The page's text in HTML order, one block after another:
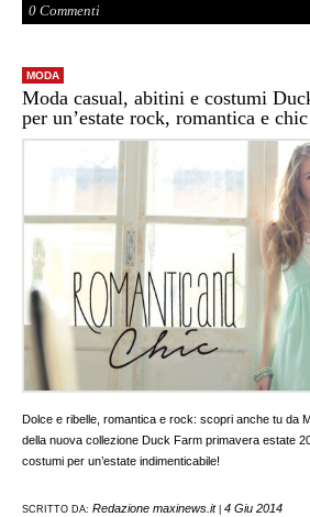
0 Commenti
MODA
Moda casual, abitini e costumi
per un’estate rock, romantica e
Dolce e ribelle, romantica e rock: scopri anche tu da
della nuova collezione Duck Farm primavera estate
costumi per un’estate indimenticabile!
SCRITTO DA: Redazione maxinews.it 4 Giu 2014